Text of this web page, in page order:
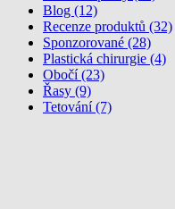
Blog (12)
Recenze produktů (32)
Sponzorované (28)
Plastická chirurgie (4)
Obočí (23)
Řasy (9)
Tetování (7)